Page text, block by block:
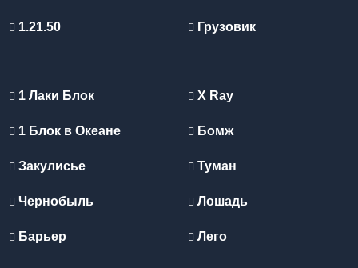
1.21.50 Грузовик
1 Лаки Блок
1 Блок в Океане
Закулисье
Чернобыль
Барьер
X Ray
Бомж
Туман
Лошадь
Лего